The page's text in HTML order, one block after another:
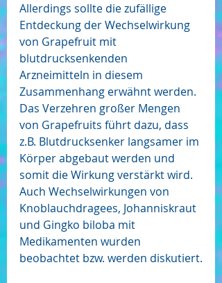
Allerdings sollte die zufällige
Entdeckung der Wechselwirkung
von Grapefruit mit
blutdrucksenkenden
Arzneimitteln in diesem
Zusammenhang erwähnt werden.
Das Verzehren großer Mengen
von Grapefruits führt dazu, dass
z.B. Blutdrucksenker langsamer im
Körper abgebaut werden und
somit die Wirkung verstärkt wird.
Auch Wechselwirkungen von
Knoblauchdragees, Johanniskraut
und Gingko biloba mit
Medikamenten wurden
beobachtet bzw. werden diskutiert.